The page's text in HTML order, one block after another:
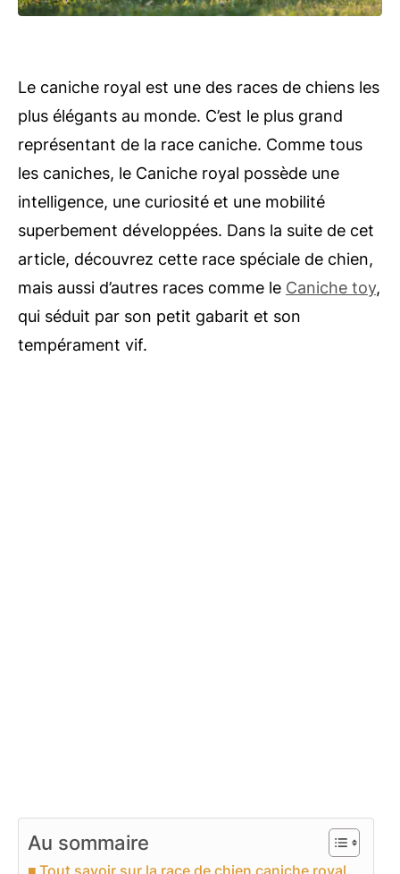
Le caniche royal est une des races de chiens les
plus élégants au monde. C’est le plus grand
représentant de la race caniche. Comme tous
les caniches, le Caniche royal possède une
intelligence, une curiosité et une mobilité
superbement développées. Dans la suite de cet
article, découvrez cette race spéciale de chien,
mais aussi d’autres races comme le Caniche toy,
qui séduit par son petit gabarit et son
tempérament vif.
Au sommaire
Tout savoir sur la race de chien caniche royal